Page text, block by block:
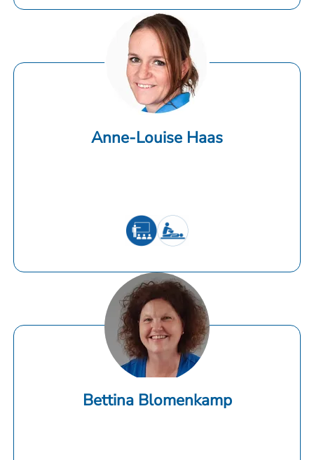
Anne-Louise Haas
Bettina Blomenkamp